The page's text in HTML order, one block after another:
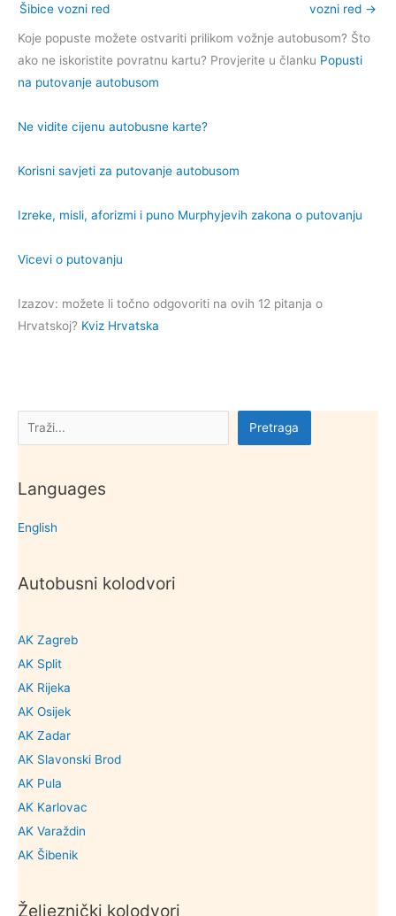
Pretraga Pretraga
Languages
English
Autobusni kolodvori
AK Zagreb
AK Split
AK Rijeka
AK Osijek
AK Zadar
AK Slavonski Brod
AK Pula
AK Karlovac
AK Varaždin
AK Šibenik
Željeznički kolodvori
Šibice vozni red
vozni red →
Koje popuste možete ostvariti prilikom vožnje autobusom? Što
ako ne iskoristite povratnu kartu? Provjerite u članku Popusti
na putovanje autobusom
Ne vidite cijenu autobusne karte?
Korisni savjeti za putovanje autobusom
Izreke, misli, aforizmi i puno Murphyjevih zakona o putovanju
Vicevi o putovanju
Izazov: možete li točno odgovoriti na ovih 12 pitanja o
Hrvatskoj? Kviz Hrvatska